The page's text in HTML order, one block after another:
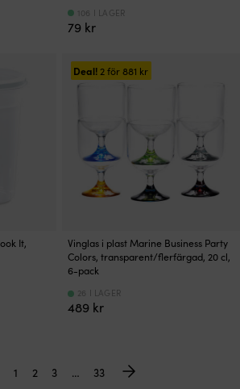
79 kr
106 I LAGER
It,
Deal! 2 för881 kr
Vinglas i plast Marine Business Party
Colors, transparent/flerfärgad, 20 cl,
6-pack
489 kr
26 I LAGER
1 2 3 … 33